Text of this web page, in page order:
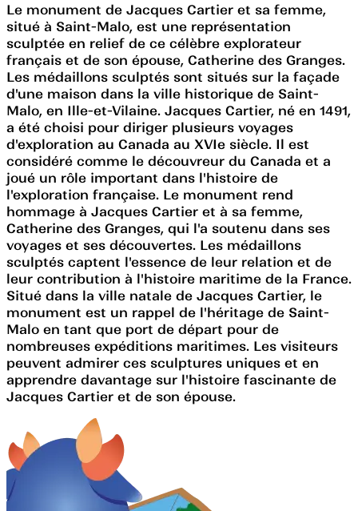
Le monument de Jacques Cartier et sa femme,
situé à Saint-Malo, est une représentation
sculptée en relief de ce célèbre explorateur
français et de son épouse, Catherine des Granges.
Les médaillons sculptés sont situés sur la façade
d'une maison dans la ville historique de Saint-
Malo, en Ille-et-Vilaine. Jacques Cartier, né en 1491,
a été choisi pour diriger plusieurs voyages
d'exploration au Canada au XVIe siècle. Il est
considéré comme le découvreur du Canada et a
joué un rôle important dans l'histoire de
l'exploration française. Le monument rend
hommage à Jacques Cartier et à sa femme,
Catherine des Granges, qui l'a soutenu dans ses
voyages et ses découvertes. Les médaillons
sculptés captent l'essence de leur relation et de
leur contribution à l'histoire maritime de la France.
Situé dans la ville natale de Jacques Cartier, le
monument est un rappel de l'héritage de Saint-
Malo en tant que port de départ pour de
nombreuses expéditions maritimes. Les visiteurs
peuvent admirer ces sculptures uniques et en
apprendre davantage sur l'histoire fascinante de
Jacques Cartier et de son épouse.